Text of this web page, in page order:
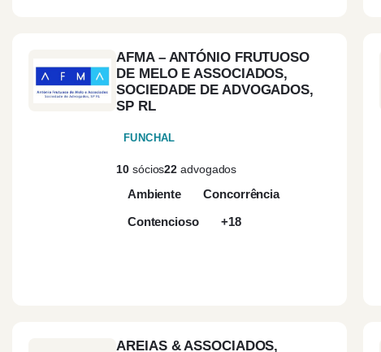
AFMA – ANTÓNIO FRUTUOSO
DE MELO E ASSOCIADOS,
SOCIEDADE DE ADVOGADOS,
SP RL
FUNCHAL
10 sócios22 advogados
Ambiente
Concorrência
Contencioso
+18
AREIAS & ASSOCIADOS,